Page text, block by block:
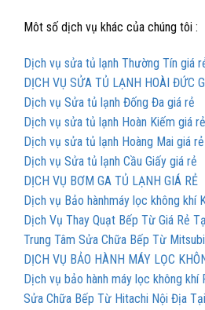
Môt số dịch vụ khác của chúng tôi :
Dịch vụ sửa tủ lạnh Thường Tín giá
DỊCH VỤ SỬA TỦ LẠNH HOÀI ĐỨC
Dịch vụ Sửa tủ lạnh Đống Đa giá rẻ
Dịch vụ sửa tủ lạnh Hoàn Kiếm giá
Dịch vụ sửa tủ lạnh Hoàng Mai giá rẻ
Dịch vụ Sửa tủ lạnh Cầu Giấy giá rẻ
DỊCH VỤ BƠM GA TỦ LẠNH GIÁ RẺ
Dịch vụ Bảo hànhmáy lọc không khí
Dịch Vụ Thay Quạt Bếp Từ Giá Rẻ
Trung Tâm Sửa Chữa Bếp Từ
DỊCH VỤ BẢO HÀNH MÁY LỌC
Dịch vụ bảo hành máy lọc không khí
Sửa Chữa Bếp Từ Hitachi Nội Địa